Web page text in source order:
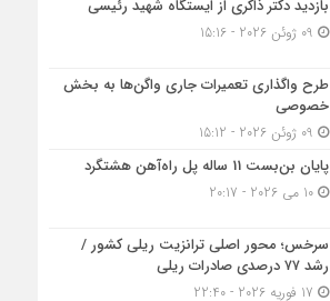
بازدید دکتر ذاکری از ایستگاه شهید رئیسی
طرح واگذاری تعمیرات جاری واگن‌ها به بخش
خصوصی
پایان بن‌بست 11 ساله پل راه‌آهن هشتگرد
10 می 2026 - 20:17
سرخس؛ محور اصلی ترانزیت ریلی کشور /
رشد ۷۷ درصدی صادرات ریلی